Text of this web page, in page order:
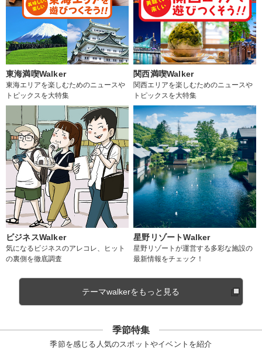
東海満喫Walker
東海エリアを楽しむためのニュースや
トピックスを大特集
関西満喫Walker
関西エリアを楽しむためのニュースや
トピックスを大特集
ビジネスWalker
気になるビジネスのアレコレ、ヒット
の裏側を徹底調査
星野リゾートWalker
星野リゾートが運営する多彩な施設の
最新情報をチェック！
テーマwalkerをもっと見る
季節特集
季節を感じる人気のスポットやイベントを紹介